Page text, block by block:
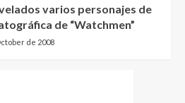
varios personajes de
de “Watchmen”
de 2008